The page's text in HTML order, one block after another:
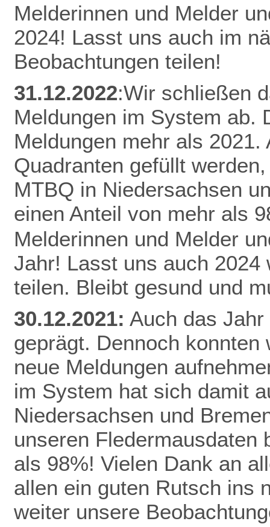
Melderinnen und Melder
2024! Lasst uns auch im
Beobachtungen teilen!
31.12.2022:Wir schließen
Meldungen im System ab.
Meldungen mehr als 2021.
Quadranten gefüllt
MTBQ in Niedersachsen
einen Anteil von mehr als
Melderinnen und Melder
Jahr! Lasst uns auch 2024
teilen. Bleibt gesund und
30.12.2021: Auch das
geprägt. Dennoch
neue Meldungen
im System hat sich damit
Niedersachsen und
unseren Fledermausdaten
als 98%! Vielen Dank an
allen ein guten Rutsch ins
weiter unsere